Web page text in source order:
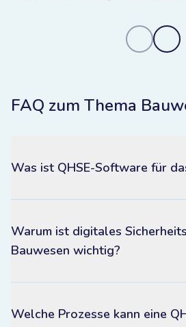
FAQ zum Thema
Was ist QHSE-Software für
Warum ist digitales
Bauwesen wichtig?
Welche Prozesse kann eine